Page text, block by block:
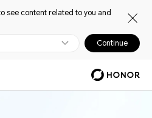
see content related to you and
Continue